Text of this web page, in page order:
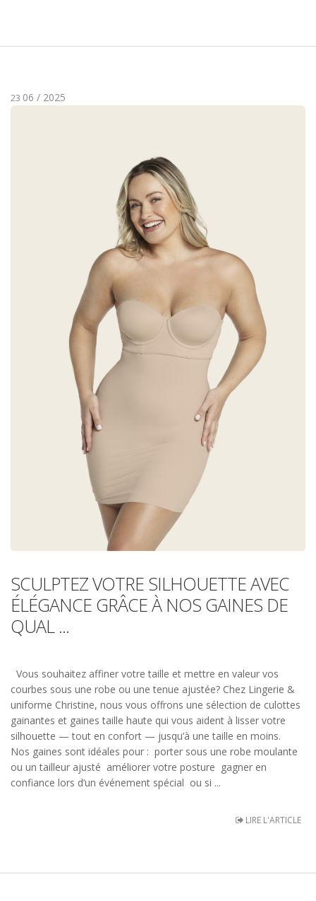
23 06 / 2025
SCULPTEZ VOTRE SILHOUETTE AVEC
ÉLÉGANCE GRÂCE À NOS GAINES DE
QUAL ...
Vous souhaitez affiner votre taille et mettre en valeur vos
courbes sous une robe ou une tenue ajustée? Chez Lingerie &
uniforme Christine, nous vous offrons une sélection de culottes
gainantes et gaines taille haute qui vous aident à lisser votre
silhouette — tout en confort — jusqu’à une taille en moins.
Nos gaines sont idéales pour : porter sous une robe moulante
ou un tailleur ajusté améliorer votre posture gagner en
confiance lors d’un événement spécial ou si ...
LIRE L'ARTICLE